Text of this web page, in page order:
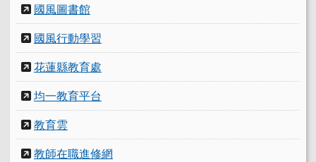
國風圖書館
國風行動學習
花蓮縣教育處
均一教育平台
教育雲
教師在職進修網